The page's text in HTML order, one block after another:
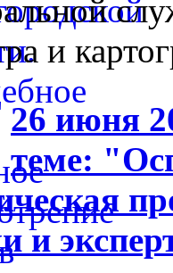
и
26 июня
теме:
и